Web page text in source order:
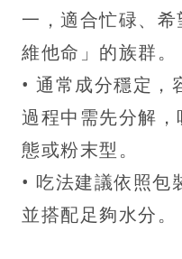
一，適合忙碌、
維他命」的族群。
• 通常成分穩定，
過程中需先分解
態或粉末型。
• 吃法建議依照包
並搭配足夠水分。